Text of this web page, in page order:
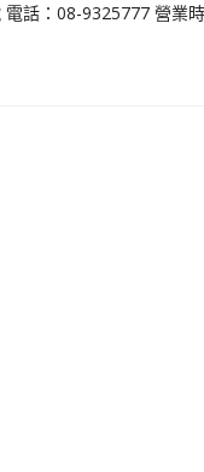
話：08-9325777 營業